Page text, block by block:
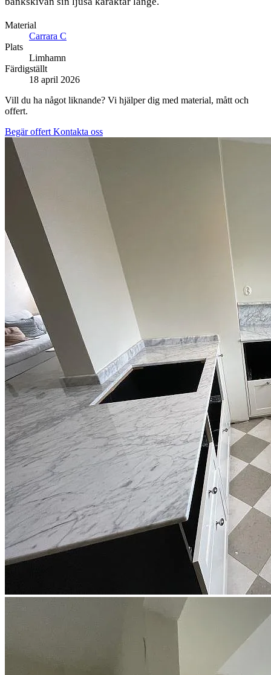
Material
Carrara C
Plats
Limhamn
Färdigställt
18 april 2026
Vill du ha något liknande? Vi hjälper dig med material, mått och
offert.
Begär offert Kontakta oss